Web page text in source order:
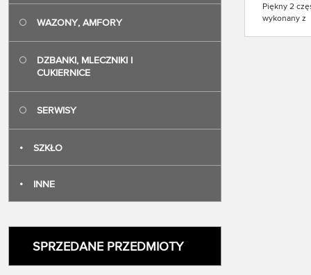
WAZONY, AMFORY
DZBANKI, MLECZNIKI I
CUKIERNICE
SERWISY
• SZKŁO
• INNE
SPRZEDANE PRZEDMIOTY
Piękny 2
wykonany z